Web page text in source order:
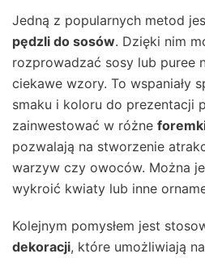
Jedną z popularnych metod
pędzli do sosów. Dzięki nim
rozprowadzać sosy lub puree
ciekawe wzory. To wspaniały
smaku i koloru do prezentacji
zainwestować w różne
pozwalają na stworzenie
warzyw czy owoców. Można
wykroić kwiaty lub inne
Kolejnym pomysłem jest
dekoracji, które umożliwiają